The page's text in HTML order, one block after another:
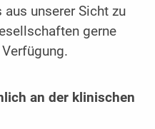
unserer Sicht zu
gerne
an der klinischen